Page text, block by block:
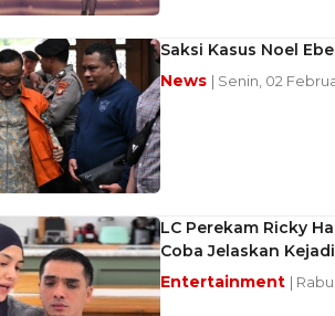
Saksi Kasus Noel
News | Senin, 02
LC Perekam Ricky
Coba Jelaskan
Entertainment |